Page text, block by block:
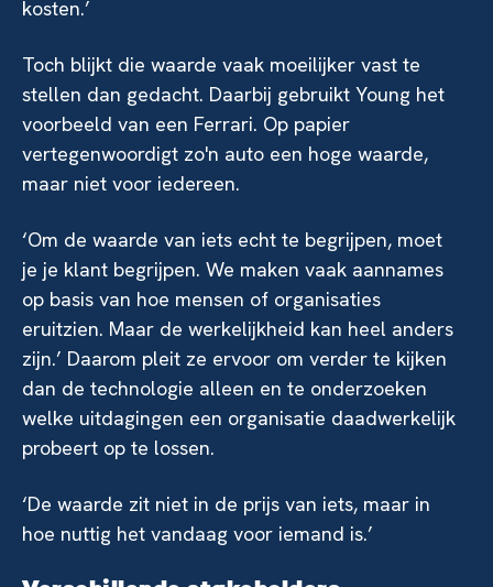
kosten.’
Toch blijkt die waarde vaak moeilijker vast te
stellen dan gedacht. Daarbij gebruikt Young het
voorbeeld van een Ferrari. Op papier
vertegenwoordigt zo'n auto een hoge waarde,
maar niet voor iedereen.
‘Om de waarde van iets echt te begrijpen, moet
je je klant begrijpen. We maken vaak aannames
op basis van hoe mensen of organisaties
eruitzien. Maar de werkelijkheid kan heel anders
zijn.’ Daarom pleit ze ervoor om verder te kijken
dan de technologie alleen en te onderzoeken
welke uitdagingen een organisatie daadwerkelijk
probeert op te lossen.
‘De waarde zit niet in de prijs van iets, maar in
hoe nuttig het vandaag voor iemand is.’